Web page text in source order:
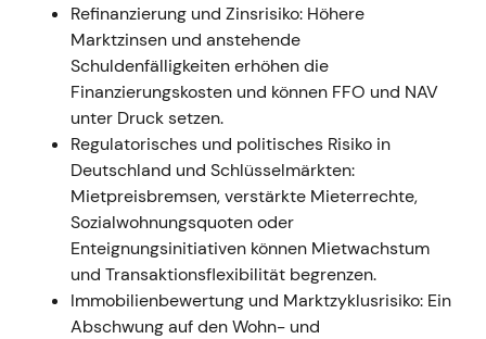
verzichtete im September 2021 auf die
Mindestannahmeschwelle, um den Deal zu
sichern[1],[5],[39].
Anleger sahen den Abschluss zunehmend als
unvermeidlich, nachdem Vonovia die Hürden
beseitigt hatte; die Debatte verlagerte sich
auf Finanzierung, Verwässerung und
Integrationsrisiken.
Seitwärtsbewegung mit erhöhter Volatilität
rund um die Übernahme-Meilensteine;
Abgabedruck vor Bekanntgabe konkreter
Finanzierungsdetails.
Refinanzierung und Zinsrisiko: Höhere
Marktzinsen und anstehende
Schuldenfälligkeiten erhöhen die
Finanzierungskosten und können FFO und NAV
unter Druck setzen.
Regulatorisches und politisches Risiko in
Deutschland und Schlüsselmärkten:
Mietpreisbremsen, verstärkte Mieterrechte,
Sozialwohnungsquoten oder
Enteignungsinitiativen können Mietwachstum
und Transaktionsflexibilität begrenzen.
Immobilienbewertung und Marktzyklusrisiko: Ein
Abschwung auf den Wohn- und